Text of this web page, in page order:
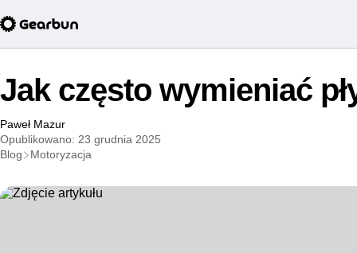
Jak często wymieniać
Paweł Mazur
Opublikowano: 23 grudnia 2025
Blog
Motoryzacja